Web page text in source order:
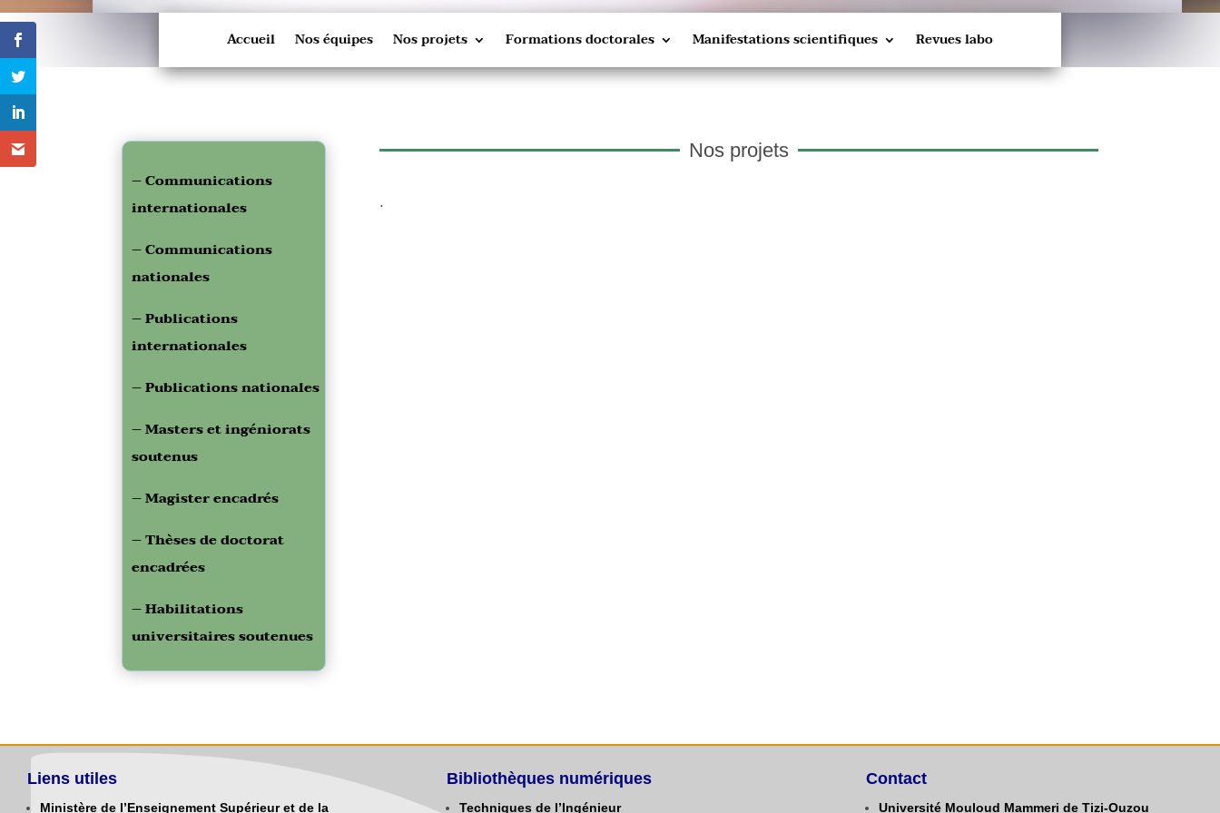
Accueil Nos équipes Nos projets Formations doctorales Manifestations scientifiques Revues labo
– Communications
internationales
– Communications
nationales
– Publications
internationales
– Publications nationales
– Masters et ingéniorats
soutenus
– Magister encadrés
– Thèses de doctorat
encadrées
– Habilitations
universitaires soutenues
Nos projets
.
Liens utiles
Ministère de l’Enseignement Supérieur et de la
Bibliothèques numériques
Techniques de l’Ingénieur
Contact
Université Mouloud Mammeri de Tizi-Ouzou